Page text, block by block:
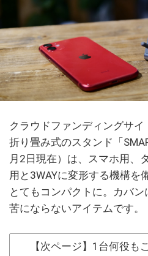
クラウドファンディングサイ
折り畳み式のスタンド「
月2日現在）は、スマホ用、
用と3WAYに変形する機構を
とてもコンパクトに。カバ
苦にならないアイテムです。
【次ページ】1台何役も